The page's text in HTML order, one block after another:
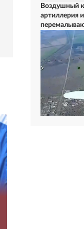
Воздушный
артиллерия